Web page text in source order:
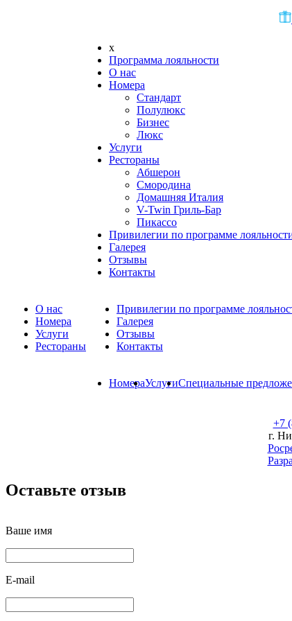
x
Программа лояльности
О нас
Номера
Стандарт
Полулюкс
Бизнес
Люкс
Услуги
Рестораны
Абшерон
Смородина
Домашняя Италия
V-Twin Гриль-Бар
Пикассо
Привилегии по программе
Галерея
Отзывы
Контакты
О нас
Номера
Услуги
Рестораны
Привилегии по программе
Галерея
Отзывы
Контакты
НомераУслугиСпециальные
+7
г.
Оставьте отзыв
Ваше имя
E-mail